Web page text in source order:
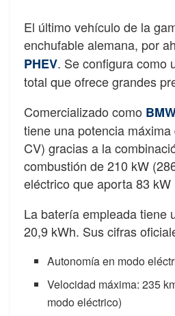
El último vehículo de la
enchufable alemana, por
PHEV. Se configura como
total que ofrece grandes
Comercializado como
tiene una potencia
CV) gracias a la
combustión de 210 kW
eléctrico que aporta 83 kW
La batería empleada tiene
20,9 kWh. Sus cifras
Autonomía en modo
Velocidad máxima: 235
modo eléctrico)